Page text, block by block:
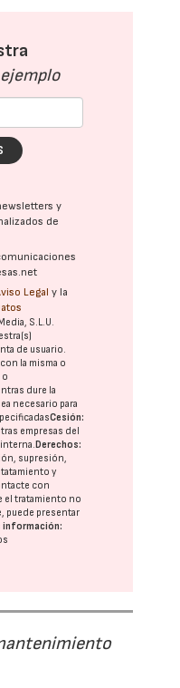
ejemplo
y
de
Legal y la
S.L.U.
de usuario.
la misma o
o
dure la
necesario para
Cesión:
empresas del
Derechos:
supresión,
y
con
el tratamiento no
puede presentar
información: